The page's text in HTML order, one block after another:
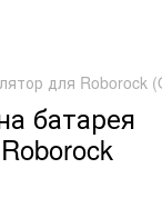
для Roborock
батарея